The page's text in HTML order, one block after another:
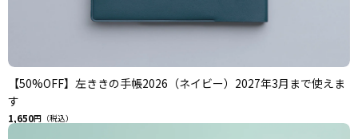
【50%OFF】左ききの手帳2026（ネイビー）2027年3月まで使えま
す
1,650円（税込）